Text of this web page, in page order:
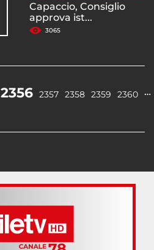
Capaccio, Consiglio
approva ist...
3065
2356 2357 2358 2359 2360 …